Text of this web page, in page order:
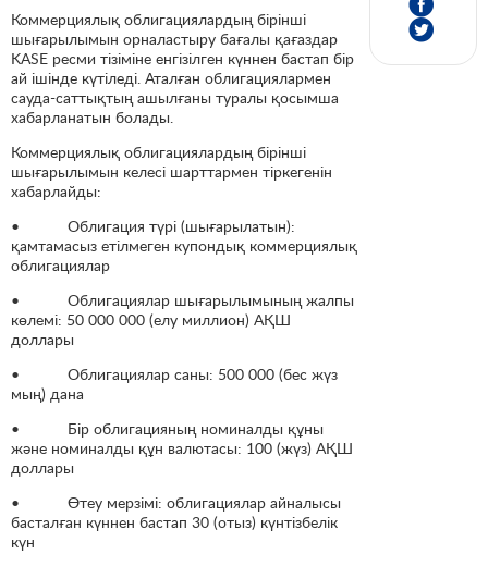
Коммерциялық облигациялардың бірінші
шығарылымын орналастыру бағалы қағаздар
KASE ресми тізіміне енгізілген күннен бастап бір
ай ішінде күтіледі. Аталған облигациялармен
сауда-саттықтың ашылғаны туралы қосымша
хабарланатын болады.
Коммерциялық облигациялардың бірінші
шығарылымын келесі шарттармен тіркегенін
хабарлайды:
• Облигация түрі (шығарылатын):
қамтамасыз етілмеген купондық коммерциялық
облигациялар
• Облигациялар шығарылымының жалпы
көлемі: 50 000 000 (елу миллион) АҚШ
доллары
• Облигациялар саны: 500 000 (бес жүз
мың) дана
• Бір облигацияның номиналды құны
және номиналды құн валютасы: 100 (жүз) АҚШ
доллары
• Өтеу мерзімі: облигациялар айналысы
басталған күннен бастап 30 (отыз) күнтізбелік
күн